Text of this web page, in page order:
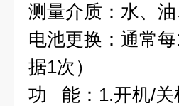
测量介质：水、
电池更换：通常
据1次）
功 能：1.开机/关